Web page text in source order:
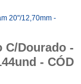
20"/12,70mm -
C/Dourado -
- CÓD